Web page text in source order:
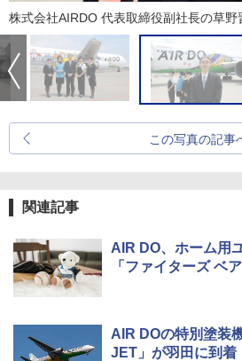
株式会社AIRDO 代表取締役副社長の草野
この写真の記事
関連記事
AIR DO、ホーム用
「ファイターズ ベ
AIR DOの特別塗装
JET」が羽田に到着